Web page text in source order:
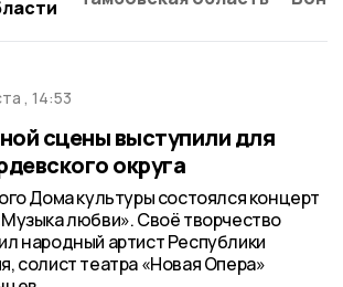
, 14:53
сцены выступили для
округа
Дома культуры состоялся концерт
любви». Своё творчество
народный артист Республики
солист театра «Новая Опера»